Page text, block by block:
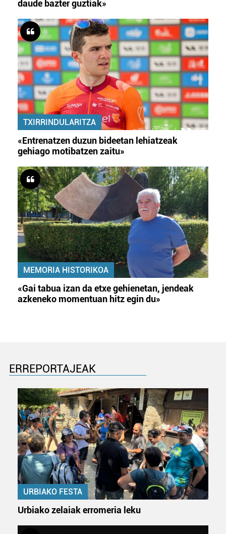
daude bazter guztiak»
TXIRRINDULARITZA
«Entrenatzen duzun bideetan lehiatzeak
gehiago motibatzen zaitu»
MEMORIA HISTORIKOA
«Gai tabua izan da etxe gehienetan, jendeak
azkeneko momentuan hitz egin du»
ERREPORTAJEAK
URBIAKO FESTA
Urbiako zelaiak erromeria leku